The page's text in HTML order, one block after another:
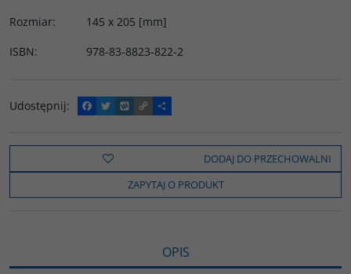
Rozmiar:
145 x 205 [mm]
ISBN: 978-83-8823-822-2
Udostępnij:
F
a
e
o
k
T
w
t
t
e
W
y
o
C
o
y
i
n
k
P
o
z
e
l
s
DODAJ DO PRZECHOWALNI
ZAPYTAJ O PRODUKT
OPIS